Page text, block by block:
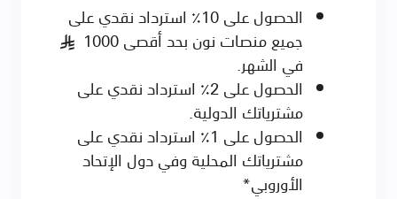
الحصول على 10٪ استرداد نقدي على
جميع منصات نون بحد أقصى 1000 §
في الشهر.
الحصول على 2٪ استرداد نقدي على
مشترياتك الدولية.
الحصول على 1٪ استرداد نقدي على
مشترياتك المحلية وفي دول الإتحاد
الأوروبي*